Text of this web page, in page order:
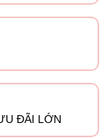
ĐÃI LỚN